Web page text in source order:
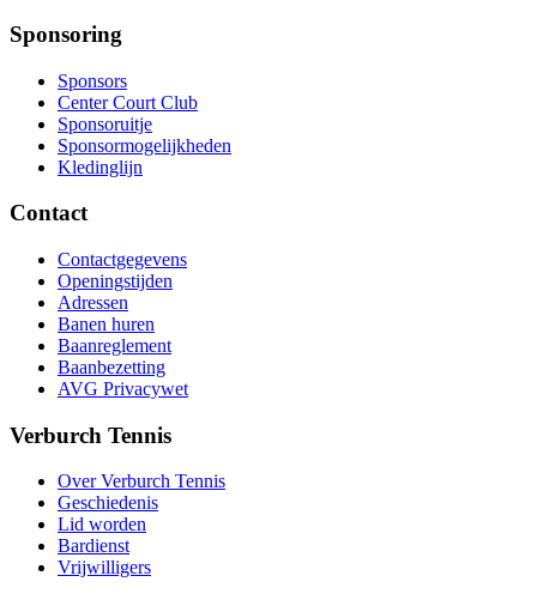
Sponsoring
Sponsors
Center Court Club
Sponsoruitje
Sponsormogelijkheden
Kledinglijn
Contact
Contactgegevens
Openingstijden
Adressen
Banen huren
Baanreglement
Baanbezetting
AVG Privacywet
Verburch Tennis
Over Verburch Tennis
Geschiedenis
Lid worden
Bardienst
Vrijwilligers